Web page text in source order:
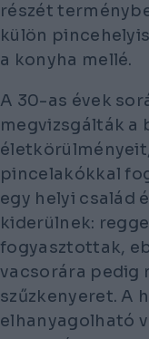
részét
külön
a konyha mellé.
A 30-as évek
megvizsgálták a
pincelakókkal
egy helyi család
kiderülnek:
fogyasztottak,
vacsorára pedig
szűzkenyeret. A
elhanyagolható